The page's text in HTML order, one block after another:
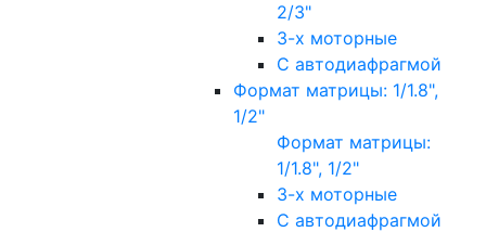
2/3"
3-х моторные
С автодиафрагмой
Формат матрицы: 1/1.8",
1/2"
Формат матрицы:
1/1.8", 1/2"
3-х моторные
С автодиафрагмой